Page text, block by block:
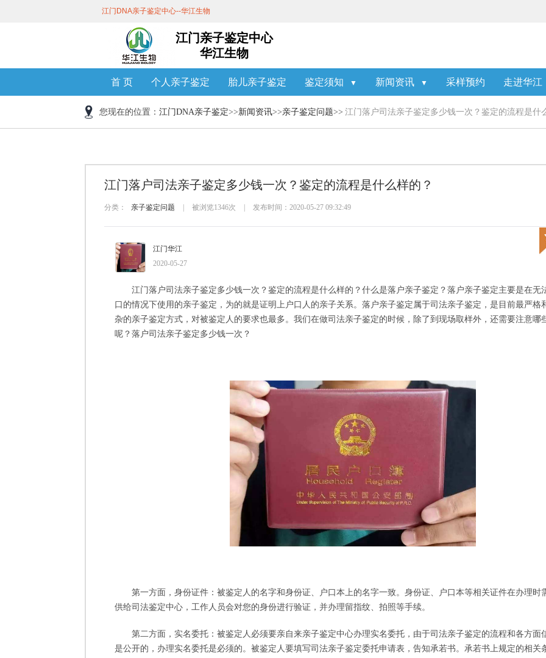
江门DNA亲子鉴定中心--华江生物
江门亲子鉴定中心
华江生物
首 页 个人亲子鉴定 胎儿亲子鉴定 鉴定须知 ▼ 新闻资讯 ▼ 采样预约 走进华江
您现在的位置： 江门DNA亲子鉴定>>新闻资讯>>亲子鉴定问题>> 江门落户司法亲子鉴定多少钱一次？鉴定的流程是什
江门落户司法亲子鉴定多少钱一次？鉴定的流程是什么样的？
分类： 亲子鉴定问题 被浏览1346次 发布时间：2020-05-27 09:32:49
江门华江
2020-05-27
江门落户司法亲子鉴定多少钱一次？鉴定的流程是什么样的？什么是落户亲子鉴定？落户亲子鉴定主要是在无
口的情况下使用的亲子鉴定，为的就是证明上户口人的亲子关系。落户亲子鉴定属于司法亲子鉴定，是目前最严格
杂的亲子鉴定方式，对被鉴定人的要求也最多。我们在做司法亲子鉴定的时候，除了到现场取样外，还需要注意哪
呢？落户司法亲子鉴定多少钱一次？
第一方面，身份证件：被鉴定人的名字和身份证、户口本上的名字一致。身份证、户口本等相关证件在办理时
供给司法鉴定中心，工作人员会对您的身份进行验证，并办理留指纹、拍照等手续。
第二方面，实名委托：被鉴定人必须要亲自来亲子鉴定中心办理实名委托，由于司法亲子鉴定的流程和各方面
是公开的，办理实名委托是必须的。被鉴定人要填写司法亲子鉴定委托申请表，告知承若书。承若书上规定的相关